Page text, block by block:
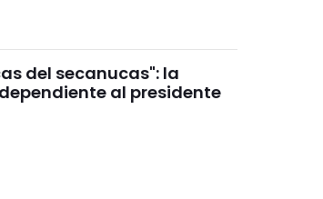
del secanucas": la
al presidente